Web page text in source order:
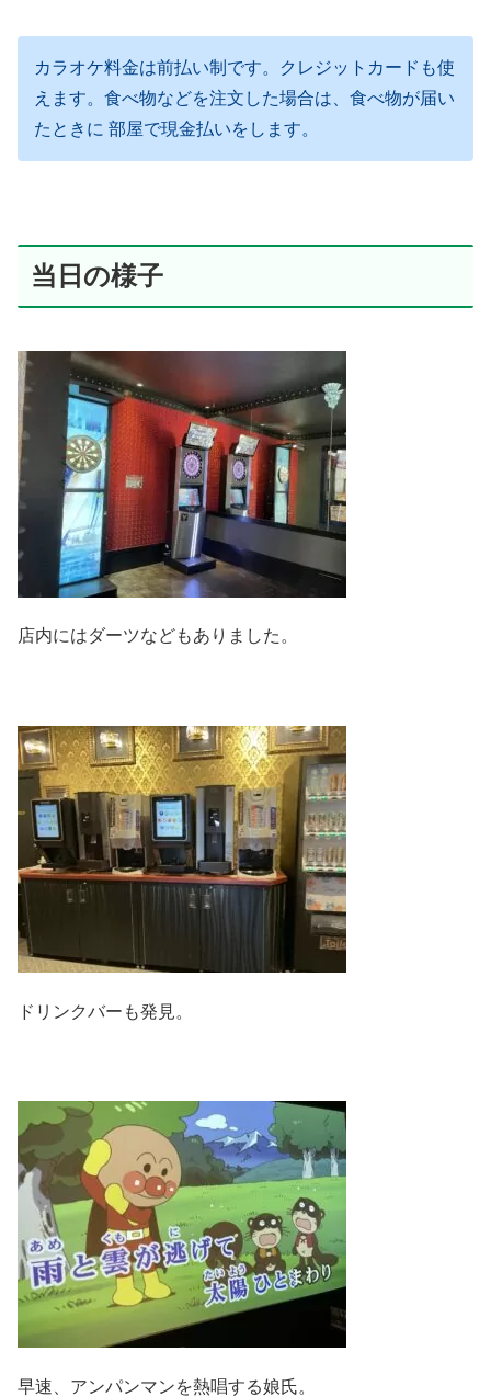
カラオケ料金は前払い制です。クレジットカードも使
えます。食べ物などを注文した場合は、食べ物が届い
たときに 部屋で現金払いをします。
当日の様子
店内にはダーツなどもありました。
ドリンクバーも発見。
早速、アンパンマンを熱唱する娘氏。